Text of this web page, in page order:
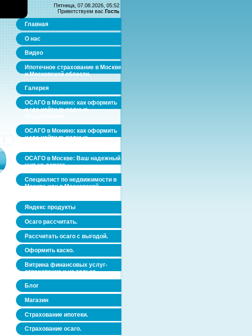
Пятница, 07.08.2026, 05:52
Приветствуем вас Гость
Главная
О нас
Видео
Ипотечное страхование в Москве
и Московской области.
Галерея
ОСАГО в Монино: как оформить
и где найти выгодные
ОСАГО в Монино: как оформить
и где найти выгодные
ОСАГО в Москве: Ваш надежный
щит на дороге
Специалист по недвижимости в
Москве или в Московской
Яндекс продукты
Осаго рассчитать.
Рассчитать осаго с выгодой.
Оформить каско.
Витрина финансовых услуг-
страхование и не только.
Блог
Магазин
Страхование ипотеки.
Страхование осаго.